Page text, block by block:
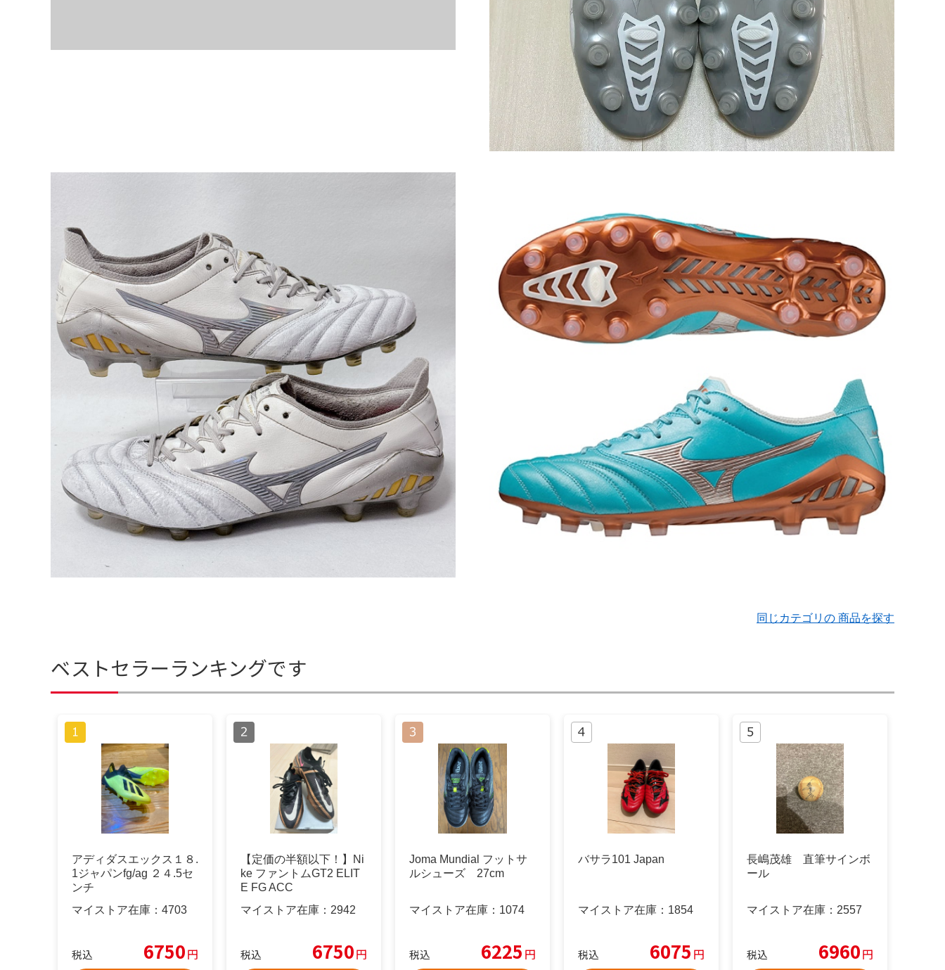
同じカテゴリの 商品を探す
ベストセラーランキングです
アディダスエックス１８.
1ジャパンfg/ag ２４.5セ
ンチ
マイストア在庫： 4703
税込 6750円
【定価の半額以下！】Ni
ke ファントムGT2 ELIT
E FG ACC
マイストア在庫： 2942
税込 6750円
Joma Mundial フットサ
ルシューズ 27cm
マイストア在庫： 1074
税込 6225 円
バサラ101 Japan
マイストア在庫： 1854
税込 6075 円
長嶋茂雄 直筆サインボ
ール
マイストア在庫： 2557
税込 6960円